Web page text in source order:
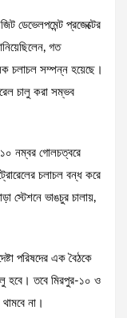
ডেভেলপমেন্ট প্রজেক্টের
গত
চলাচল সম্পন্ন হয়েছে।
চালু করা সম্ভব
নম্বর গোলচত্বরে
চলাচল বন্ধ করে
স্টেশনে ভাঙচুর চালায়,
পরিষদের এক বৈঠকে
হবে। তবে মিরপুর-১০ ও
না।